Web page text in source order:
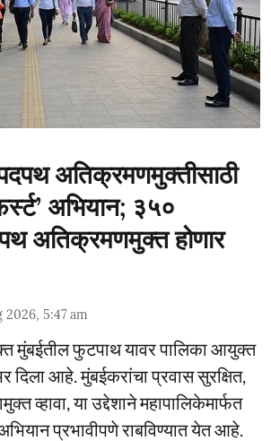
अतिक्रमणमुक्तीसाठी
अभियान; ३५०
अतिक्रमणमुक्त होणार
2026, 5:47 am
मुंबईतील फुटपाथ यावर पालिका आयुक्त
दिला आहे. मुंबईकरांचा प्रवास सुरक्षित,
व्हावा, या उद्देशाने महापालिकेमार्फत
प्रभावीपणे राबविण्यात येत आहे.